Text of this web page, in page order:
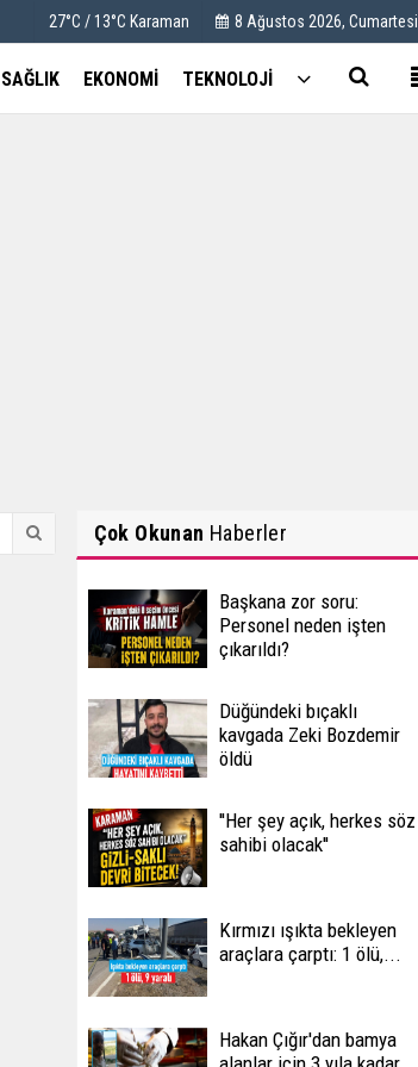
27°C / 13°C Karaman 8 Ağustos 2026, Cumartesi
SAĞLIK EKONOMİ TEKNOLOJİ
Çok Okunan Haberler
Başkana zor soru:
Personel neden işten
çıkarıldı?
Düğündeki bıçaklı
kavgada Zeki Bozdemir
öldü
''Her şey açık, herkes söz
sahibi olacak''
Kırmızı ışıkta bekleyen
araçlara çarptı: 1 ölü,...
Hakan Çığır'dan bamya